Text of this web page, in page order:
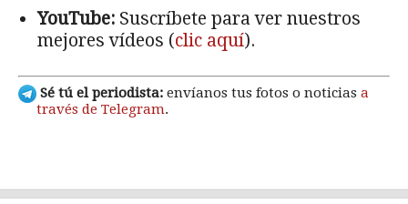
YouTube: Suscríbete para ver nuestros
mejores vídeos (clic aquí).
Sé tú el periodista: envíanos tus fotos o noticias a
través de Telegram.